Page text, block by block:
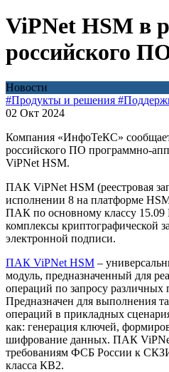
ViPNet HSM в
российского
Новости
#Продукты и решения
02 Окт 2024
Компания «ИнфоТеКС»
российского ПО программно-
ViPNet HSM.
ПАК ViPNet HSM (реестровая
исполнении 8 на платформе
ПАК по основному классу
комплексы криптографической
электронной подписи.
ПАК ViPNet HSM –
модуль, предназначенный для
операций по запросу различных
Предназначен для выполнения
операций в прикладных
как: генерация ключей,
шифрование данных. ПАК ViPNet
требованиям ФСБ России к
класса КВ2.